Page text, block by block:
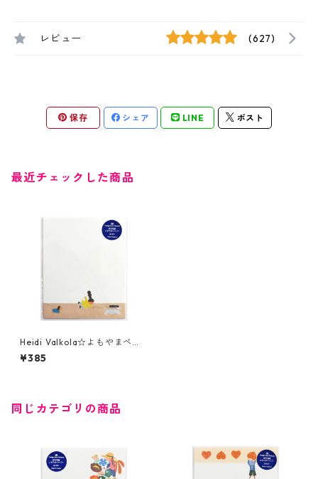
レビュー (627)
保存 シェア LINE ポスト
最近チェックした商品
Heidi Valkola☆よもやまペー
パー☆Dog walk☆伊予和紙☆
(3072)☆SAIEN
¥385
同じカテゴリの商品